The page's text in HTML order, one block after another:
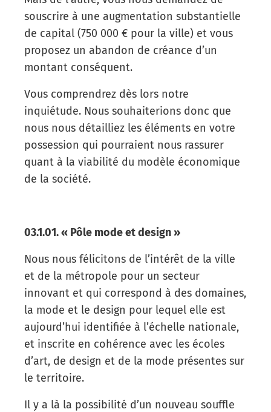
souscrire à une augmentation substantielle
de capital (750 000 € pour la ville) et vous
proposez un abandon de créance d’un
montant conséquent.
Vous comprendrez dès lors notre
inquiétude. Nous souhaiterions donc que
nous nous détailliez les éléments en votre
possession qui pourraient nous rassurer
quant à la viabilité du modèle économique
de la société.
03.1.01. « Pôle mode et design »
Nous nous félicitons de l’intérêt de la ville
et de la métropole pour un secteur
innovant et qui correspond à des domaines,
la mode et le design pour lequel elle est
aujourd’hui identifiée à l’échelle nationale,
et inscrite en cohérence avec les écoles
d’art, de design et de la mode présentes sur
le territoire.
Il y a là la possibilité d’un nouveau souffle